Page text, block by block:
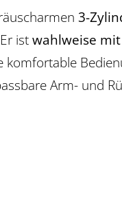
3-
istwahlweise
Arm- und